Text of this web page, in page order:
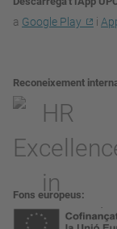
a Google Play i
Reconeixement
Fons europeus